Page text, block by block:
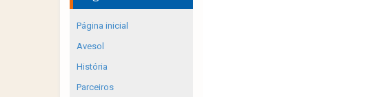
Página inicial
Avesol
História
Parceiros